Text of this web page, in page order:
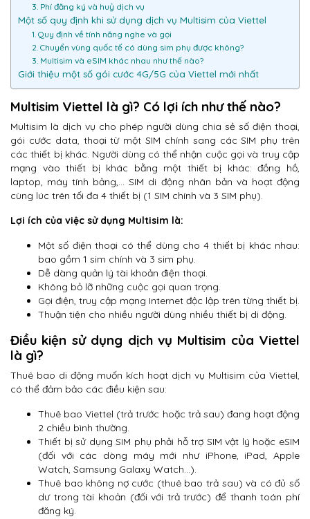
3. Phí đăng ký và huỷ dịch vụ
Một số quy định khi sử dụng dịch vụ Multisim của Viettel
1. Quy định về tính năng nghe và gọi
2. Chuyển vùng quốc tế có dùng sim phụ được không?
3. Multisim và eSIM khác nhau như thế nào?
Giới thiệu một số gói cước 4G/5G của Viettel mới nhất
Multisim Viettel là gì? Có lợi ích như thế nào?
Multisim là dịch vụ cho phép người dùng chia sẻ số điện thoại,
gói cước data, thoại từ một SIM chính sang các SIM phụ trên
các thiết bị khác. Người dùng có thể nhận cuộc gọi và truy cập
mạng vào thiết bị khác bằng một thiết bị khác: đồng hồ,
laptop, máy tính bảng,… SIM di động nhân bản và hoạt động
cùng lúc trên tối đa 4 thiết bị (1 SIM chính và 3 SIM phụ).
Lợi ích của việc sử dụng Multisim là:
Một số điện thoại có thể dùng cho 4 thiết bị khác nhau:
bao gồm 1 sim chính và 3 sim phụ.
Dễ dàng quản lý tài khoản điện thoại.
Không bỏ lỡ những cuộc gọi quan trọng.
Gọi điện, truy cập mạng Internet độc lập trên từng thiết bị.
Thuận tiện cho nhiều người dùng nhiều thiết bị di động.
Điều kiện sử dụng dịch vụ Multisim của Viettel
là gì?
Thuê bao di động muốn kích hoạt dịch vụ Multisim của Viettel,
có thể đảm bảo các điều kiện sau:
Thuê bao Viettel (trả trước hoặc trả sau) đang hoạt động
2 chiều bình thường.
Thiết bị sử dụng SIM phụ phải hỗ trợ SIM vật lý hoặc eSIM
(đối với các dòng máy mới như iPhone, iPad, Apple
Watch, Samsung Galaxy Watch…).
Thuê bao không nợ cước (thuê bao trả sau) và có đủ số
dư trong tài khoản (đối với trả trước) để thanh toán phí
đăng ký.